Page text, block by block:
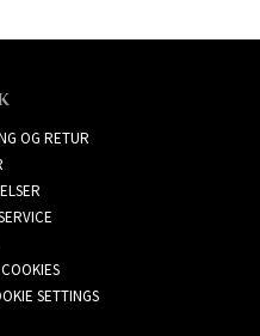
OG RETUR
SETTINGS